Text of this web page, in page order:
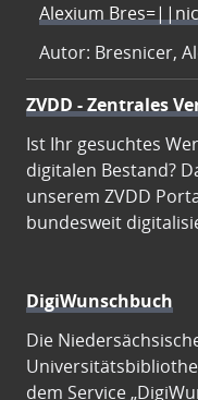
Alexium
Autor: Bresnicer,
ZVDD - Zentrales
Ist Ihr gesuchtes
digitalen Bestand?
unserem ZVDD
bundesweit
DigiWunschbuch
Die
dem Service